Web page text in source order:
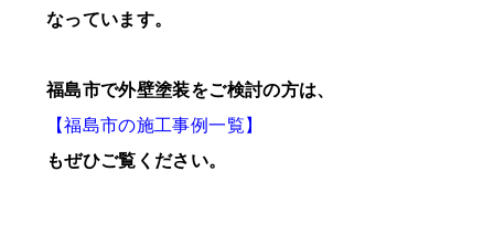
なっています。
福島市で外壁塗装をご検討の方は、
【福島市の施工事例一覧】
もぜひご覧ください。